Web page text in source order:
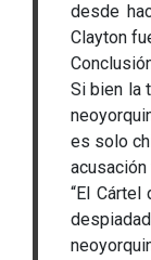
desde
Clayton
Si bien la
es solo
“El Cártel